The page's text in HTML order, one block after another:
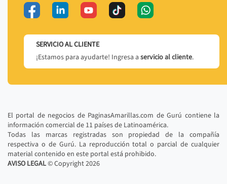
SERVICIO AL CLIENTE
¡Estamos para ayudarte! Ingresa a servicio al cliente.
El portal de negocios de PaginasAmarillas.com de Gurú contiene la
información comercial de 11 países de Latinoamérica.
Todas las marcas registradas son propiedad de la compañía
respectiva o de Gurú. La reproducción total o parcial de cualquier
material contenido en este portal está prohibido.
AVISO LEGAL© Copyright2026